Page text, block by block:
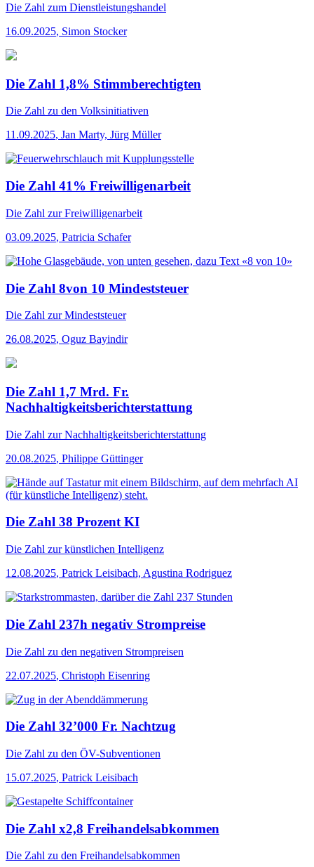
Die Zahl zum Dienstleistungshandel
16.09.2025, Simon Stocker
Die Zahl 1,8% Stimmberechtigten
Die Zahl zu den Volksinitiativen
11.09.2025, Jan Marty, Jürg Müller
Die Zahl 41% Freiwilligenarbeit
Die Zahl zur Freiwilligenarbeit
03.09.2025, Patricia Schafer
Die Zahl 8von 10 Mindeststeuer
Die Zahl zur Mindeststeuer
26.08.2025, Oguz Bayindir
Die Zahl 1,7 Mrd. Fr.
Nachhaltigkeitsberichterstattung
Die Zahl zur Nachhaltigkeitsberichterstattung
20.08.2025, Philippe Güttinger
Die Zahl 38 Prozent KI
Die Zahl zur künstlichen Intelligenz
12.08.2025, Patrick Leisibach, Agustina Rodriguez
Die Zahl 237h negativ Strompreise
Die Zahl zu den negativen Strompreisen
22.07.2025, Christoph Eisenring
Die Zahl 32’000 Fr. Nachtzug
Die Zahl zu den ÖV-Subventionen
15.07.2025, Patrick Leisibach
Die Zahl x2,8 Freihandelsabkommen
Die Zahl zu den Freihandelsabkommen